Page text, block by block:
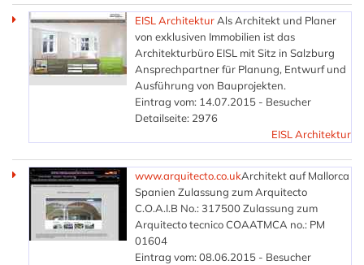
EISL Architektur Als Architekt und Planer
von exklusiven Immobilien ist das
Architekturbüro EISL mit Sitz in Salzburg
Ansprechpartner für Planung, Entwurf und
Ausführung von Bauprojekten.
Eintrag vom: 14.07.2015 - Besucher
Detailseite: 2976
EISL Architektur
www.arquitecto.co.ukArchitekt auf Mallorca
Spanien Zulassung zum Arquitecto
C.O.A.I.B No.: 317500 Zulassung zum
Arquitecto tecnico COAATMCA no.: PM
01604
Eintrag vom: 08.06.2015 - Besucher